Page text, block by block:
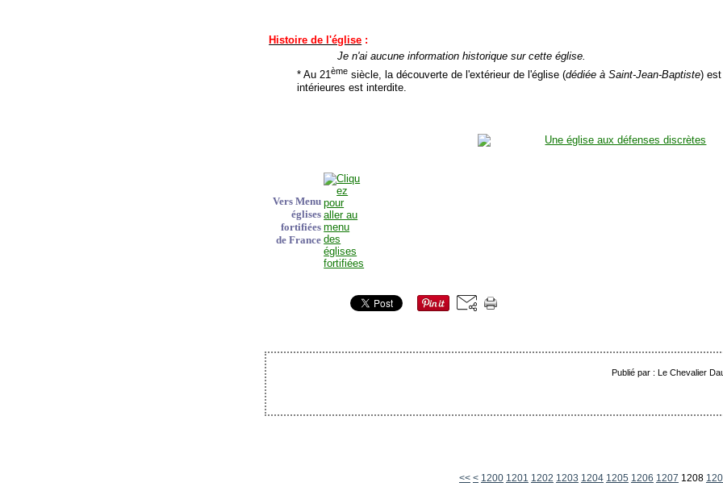
Histoire de l'église :
Je n'ai aucune information historique sur cette église.
* Au 21ème siècle, la découverte de l'extérieur de l'église (dédiée à Saint-Jean-Baptiste)
intérieures est interdite.
Vers Menu
églises
fortifiées
de France
Publié par : Le Chevalier
<< < 1200 1201 1202 1203 1204 1205 1206 1207 1208